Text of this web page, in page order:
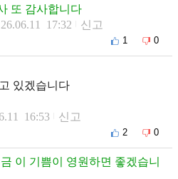
또 감사합니다
26.06.11 17:32 신고
1 0
있겠습니다
16:53 신고
2 0
이 기쁨이 영원하면 좋겠습니